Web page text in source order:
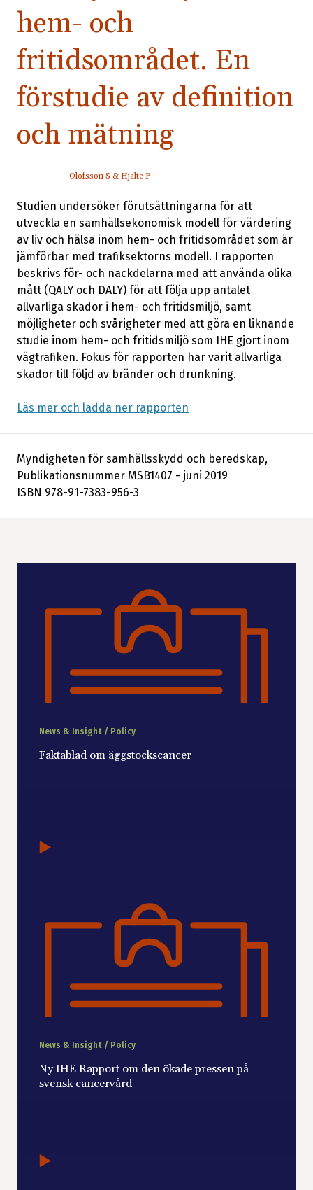
hem- och
fritidsområdet. En
förstudie av definition
och mätning
Olofsson S & Hjalte F
Studien undersöker förutsättningarna för att
utveckla en samhällsekonomisk modell för värdering
av liv och hälsa inom hem- och fritidsområdet som är
jämförbar med trafiksektorns modell. I rapporten
beskrivs för- och nackdelarna med att använda olika
mått (QALY och DALY) för att följa upp antalet
allvarliga skador i hem- och fritidsmiljö, samt
möjligheter och svårigheter med att göra en liknande
studie inom hem- och fritidsmiljö som IHE gjort inom
vägtrafiken. Fokus för rapporten har varit allvarliga
skador till följd av bränder och drunkning.
Läs mer och ladda ner rapporten
Myndigheten för samhällsskydd och beredskap,
Publikationsnummer MSB1407 - juni 2019
ISBN 978-91-7383-956-3
News & Insight / Policy
Faktablad om äggstockscancer
News & Insight / Policy
Ny IHE Rapport om den ökade pressen på
svensk cancervård